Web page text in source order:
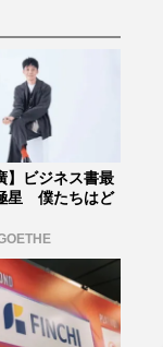
】ビジネス書最
星 僕たちはど